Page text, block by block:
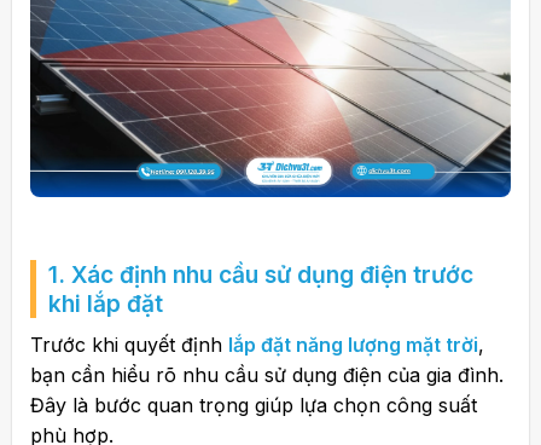
1. Xác định nhu cầu sử dụng điện trước
khi lắp đặt
Trước khi quyết định lắp đặt năng lượng mặt trời,
bạn cần hiểu rõ nhu cầu sử dụng điện của gia đình.
Đây là bước quan trọng giúp lựa chọn công suất
phù hợp.